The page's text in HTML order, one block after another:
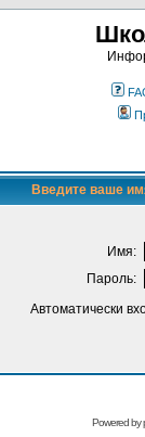
Введите ваше
Имя:
Пароль:
Автоматически
Powered by